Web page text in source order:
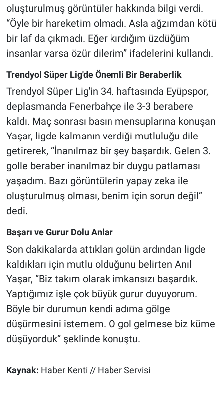
oluşturulmuş görüntüler hakkında bilgi verdi.
“Öyle bir hareketim olmadı. Asla ağzımdan kötü
bir laf da çıkmadı. Eğer kırdığım üzdüğüm
insanlar varsa özür dilerim” ifadelerini kullandı.
Trendyol Süper Lig'de Önemli Bir Beraberlik
Trendyol Süper Lig'in 34. haftasında Eyüpspor,
deplasmanda Fenerbahçe ile 3-3 berabere
kaldı. Maç sonrası basın mensuplarına konuşan
Yaşar, ligde kalmanın verdiği mutluluğu dile
getirerek, “İnanılmaz bir şey başardık. Gelen 3.
golle beraber inanılmaz bir duygu patlaması
yaşadım. Bazı görüntülerin yapay zeka ile
oluşturulmuş olması, benim için sorun değil”
dedi.
Başarı ve Gurur Dolu Anlar
Son dakikalarda attıkları golün ardından ligde
kaldıkları için mutlu olduğunu belirten Anıl
Yaşar, “Biz takım olarak imkansızı başardık.
Yaptığımız işle çok büyük gurur duyuyorum.
Böyle bir durumun kendi adıma gölge
düşürmesini istemem. O gol gelmese biz küme
düşüyorduk” şeklinde konuştu.
Kaynak: Haber Kenti // Haber Servisi